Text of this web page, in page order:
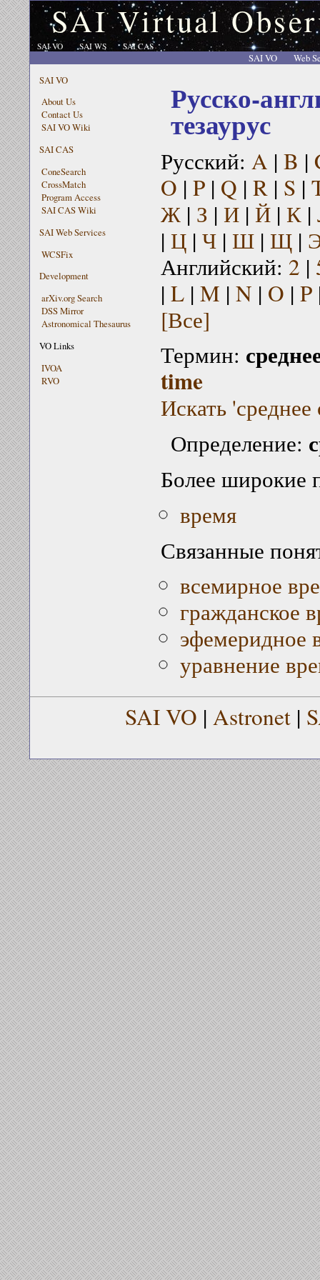
SAI Virtual
SAI VO SAI WS SAI CAS
SAI VO
Web
SAI VO
About Us
Contact Us
SAI VO Wiki
SAI CAS
ConeSearch
CrossMatch
Program Access
SAI CAS Wiki
SAI Web Services
WCSFix
Development
arXiv.org Search
DSS Mirror
Astronomical Thesaurus
VO Links
IVOA
RVO
Русско-
тезаурус
Русский: A | B |
O | P| Q | R| S |
Ж| З | И| Й| К|
| Ц| Ч| Ш| Щ|
Английский: 2 |
| L| M | N | O | P
[Все]
Термин:
time
Искать
Определение:
Более широкие
время
Связанные
всемирное
гражданское
эфемеридное
уравнение
SAI VO | Astronet |